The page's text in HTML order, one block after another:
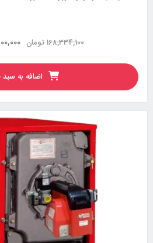
تومان168,334,100
اضافه به سبد